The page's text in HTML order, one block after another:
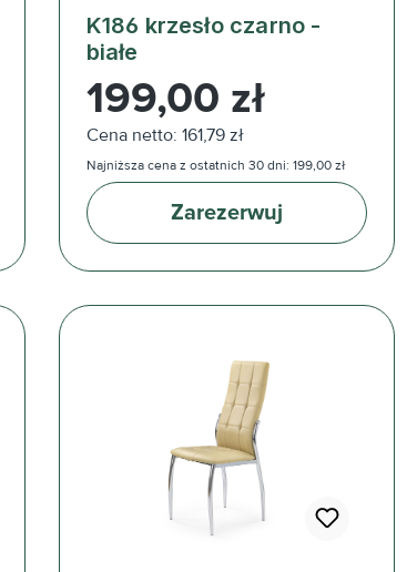
K186 krzesło czarno -
białe
Cena regularna:
199,00 zł
Cena netto: 161,79 zł
Najniższa cena z ostatnich 30 dni: 199,00 zł
Zarezerwuj